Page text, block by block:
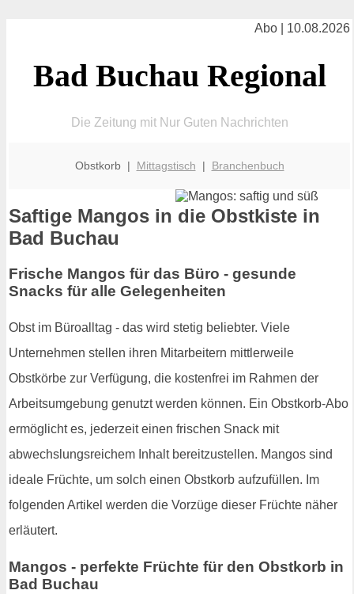
Abo | 10.08.2026
Bad Buchau Regional
Die Zeitung mit Nur Guten Nachrichten
Obstkorb | Mittagstisch | Branchenbuch
Saftige Mangos in die Obstkiste in
Bad Buchau
Frische Mangos für das Büro - gesunde
Snacks für alle Gelegenheiten
Obst im Büroalltag - das wird stetig beliebter. Viele
Unternehmen stellen ihren Mitarbeitern mittlerweile
Obstkörbe zur Verfügung, die kostenfrei im Rahmen der
Arbeitsumgebung genutzt werden können. Ein Obstkorb-Abo
ermöglicht es, jederzeit einen frischen Snack mit
abwechslungsreichem Inhalt bereitzustellen. Mangos sind
ideale Früchte, um solch einen Obstkorb aufzufüllen. Im
folgenden Artikel werden die Vorzüge dieser Früchte näher
erläutert.
Mangos - perfekte Früchte für den Obstkorb in
Bad Buchau